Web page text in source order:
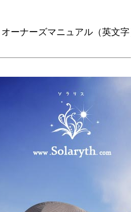
オーナーズマニュアル（英文